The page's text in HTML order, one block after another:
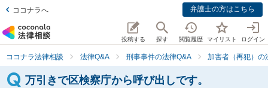
ココナラへ 弁護士の方はこちら
投稿する 探す 閲覧履歴 マイリスト ログイン
ココナラ法律相談 法律Q&A 刑事事件の法律Q&A 加害者（再犯）の
万引きで区検察庁から呼び出しです。